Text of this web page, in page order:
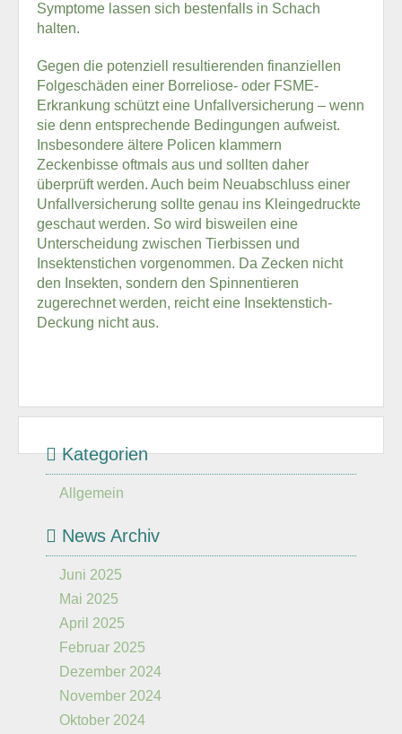
Symptome lassen sich bestenfalls in Schach
halten.
Gegen die potenziell resultierenden finanziellen
Folgeschäden einer Borreliose- oder FSME-
Erkrankung schützt eine Unfallversicherung – wenn
sie denn entsprechende Bedingungen aufweist.
Insbesondere ältere Policen klammern
Zeckenbisse oftmals aus und sollten daher
überprüft werden. Auch beim Neuabschluss einer
Unfallversicherung sollte genau ins Kleingedruckte
geschaut werden. So wird bisweilen eine
Unterscheidung zwischen Tierbissen und
Insektenstichen vorgenommen. Da Zecken nicht
den Insekten, sondern den Spinnentieren
zugerechnet werden, reicht eine Insektenstich-
Deckung nicht aus.
Kategorien
Allgemein
News Archiv
Juni 2025
Mai 2025
April 2025
Februar 2025
Dezember 2024
November 2024
Oktober 2024